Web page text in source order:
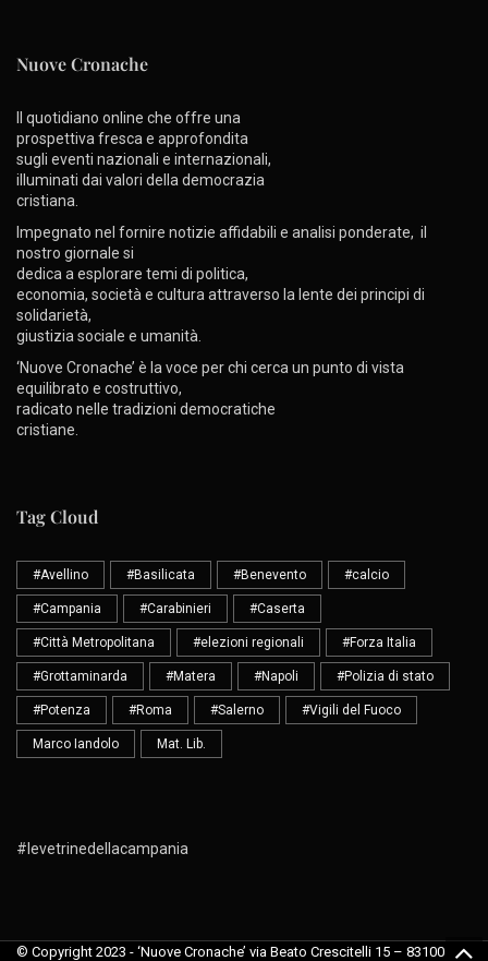
Nuove Cronache
Il quotidiano online che offre una
prospettiva fresca e approfondita
sugli eventi nazionali e internazionali,
illuminati dai valori della democrazia
cristiana.
Impegnato nel fornire notizie affidabili e analisi ponderate, il
nostro giornale si
dedica a esplorare temi di politica,
economia, società e cultura attraverso la lente dei principi di
solidarietà,
giustizia sociale e umanità.
‘Nuove Cronache’ è la voce per chi cerca un punto di vista
equilibrato e costruttivo,
radicato nelle tradizioni democratiche
cristiane.
Tag Cloud
#Avellino #Basilicata #Benevento #calcio
#Campania #Carabinieri #Caserta
#Città Metropolitana #elezioni regionali #Forza Italia
#Grottaminarda #Matera #Napoli #Polizia di stato
#Potenza #Roma #Salerno #Vigili del Fuoco
Marco Iandolo Mat. Lib.
#levetrinedellacampania
© Copyright 2023 - ‘Nuove Cronache’ via Beato Crescitelli 15 – 83100